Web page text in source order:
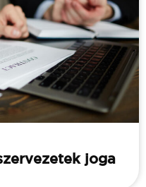
joga